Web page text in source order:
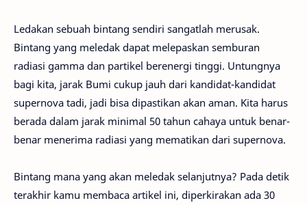
Ledakan sebuah bintang sendiri sangatlah merusak.
Bintang yang meledak dapat melepaskan semburan
radiasi gamma dan partikel berenergi tinggi. Untungnya
bagi kita, jarak Bumi cukup jauh dari kandidat-kandidat
supernova tadi, jadi bisa dipastikan akan aman. Kita harus
berada dalam jarak minimal 50 tahun cahaya untuk benar-
benar menerima radiasi yang mematikan dari supernova.
Bintang mana yang akan meledak selanjutnya? Pada detik
terakhir kamu membaca artikel ini, diperkirakan ada 30